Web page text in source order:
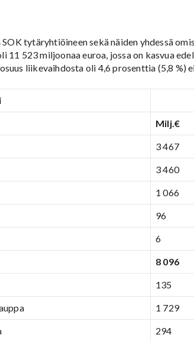
tytäryhtiöineen sekä näiden yhdessä
523 miljoonaa euroa, jossa on kasvua
liikevaihdosta oli 4,6 prosenttia (5,8 %)
Milj.€
3 467
3 460
1 066
96
6
8 096
135
1 729
294